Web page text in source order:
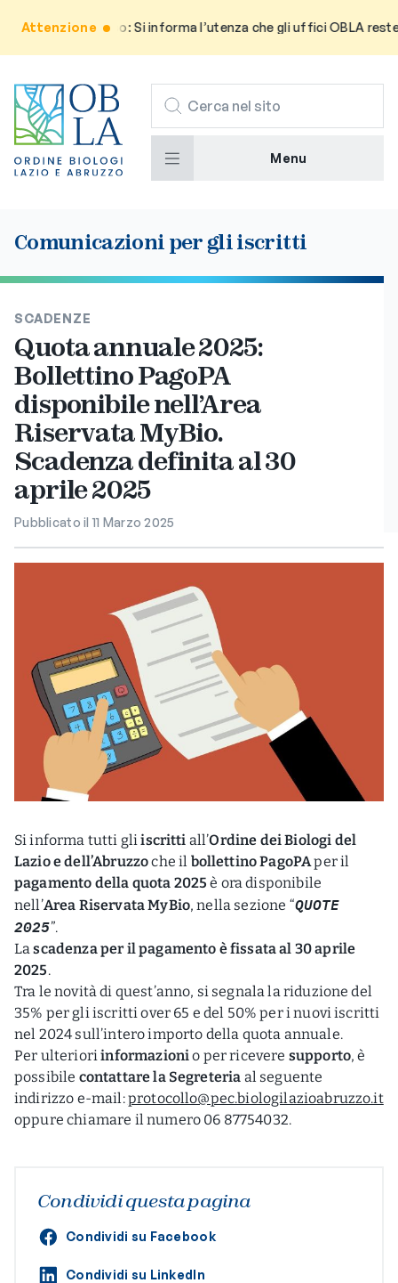
AttenzioneAvviso: Si informa l’utenza che gli uffici OBLA
CERCA
Menu
Comunicazioni per gli iscritti
SCADENZE
Quota annuale 2025:
Bollettino PagoPA
disponibile nell’Area
Riservata MyBio.
Scadenza definita al 30
aprile 2025
Pubblicato il 11 Marzo 2025
Si informa tutti gliiscritti all’Ordine dei Biologi del
Lazio e dell’Abruzzoche il bollettino PagoPAper il
pagamento della quota 2025è ora disponibile
nell’Area Riservata MyBio, nella sezione “QUOTE
2025”.
Lascadenza per il pagamento è fissata al 30 aprile
2025.
Tra le novità di quest’anno, si segnala la riduzione del
35% per gli iscritti over 65 e del 50% per i nuovi iscritti
nel 2024 sull’intero importo della quota annuale.
Per ulterioriinformazionio per ricevere supporto, è
possibile contattare la Segreteria al seguente
indirizzo e-mail:protocollo@pec.biologilazioabruzzo.it
oppure chiamare il numero 06 87754032.
Condividi questa pagina
Condividi su Facebook
Condividi su LinkedIn